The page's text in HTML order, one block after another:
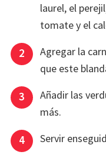
laurel, el
tomate y el
Agregar la
que este
Añadir las
más.
Servir